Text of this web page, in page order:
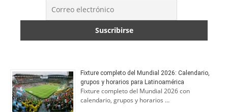
Fixture completo del Mundial 2026: Calendario,
grupos y horarios para Latinoamérica
Fixture completo del Mundial 2026 con
calendario, grupos y horarios …